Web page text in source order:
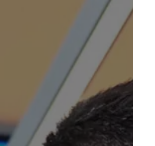
Leasing ohne
Finanzierung
Autokredit mit
Versicherungen und
Kfz-Versicherung
Garantien
Wartungsverträge
Geschäftskunden
Professional Class
Großkunden
Behörden
Direktkunden